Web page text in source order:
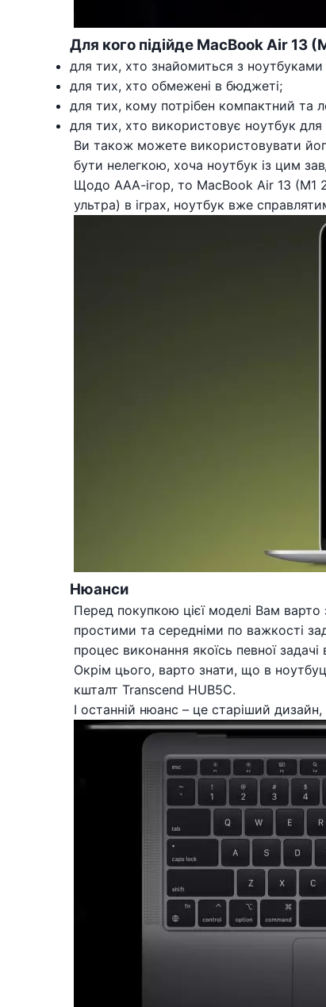
Для кого підійде MacBook Air 13
для тих, хто знайомиться з
для тих, хто обмежені в бюджеті;
для тих, кому потрібен компактний та
для тих, хто використовує ноутбук
Ви також можете використовувати
бути нелегкою, хоча ноутбук із цим
Щодо ААА-ігор, то MacBook Air 13 (M1
ультра) в іграх, ноутбук вже
Нюанси
Перед покупкою цієї моделі Вам
простими та середніми по важкості
процес виконання якоїсь певної
Окрім цього, варто знати, що в
кшталт Transcend HUB5C.
І останній нюанс – це старіший